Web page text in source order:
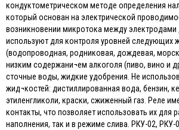
кондуктометрическом методе определения
который основан на электрической
возникновении микротока между электродами
используют для контроля уровней следующих
(водопроводная, родниковая, дождевая,
низким содержани¬ем алкоголя (пиво, вино и
сточные воды, жидкие удобрения. Не
жид¬костей: дистиллированная вода, бензин,
этиленгликоли, краски, сжиженный газ. Реле
контакты, что позволяет использовать их для
наполнения, так и в режиме слива. РКУ-02, РКУ-